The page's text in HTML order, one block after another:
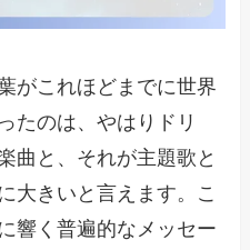
がこれほどまでに世界
たのは、やはりドリ
曲と、それが主題歌と
大きいと言えます。こ
響く普遍的なメッセー